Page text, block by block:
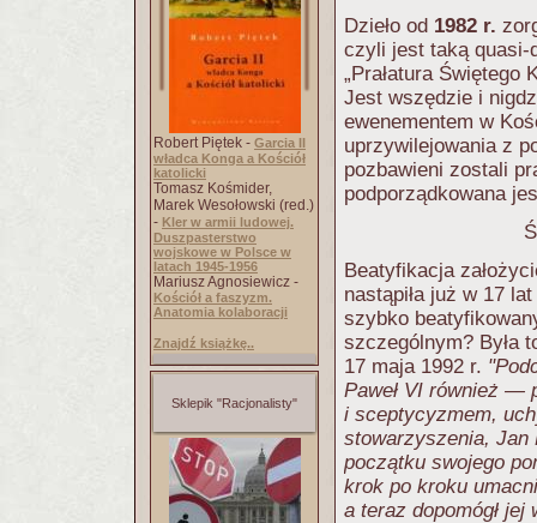
Robert Piętek - Garcia II
władca Konga a Kościół
katolicki
Tomasz Kośmider,
Marek Wesołowski (red.)
- Kler w armii ludowej.
Duszpasterstwo
wojskowe w Polsce w
latach 1945-1956
Mariusz Agnosiewicz -
Kościół a faszyzm.
Anatomia kolaboracji
Znajdź książkę..
Sklepik "Racjonalisty"
Dzieło od 1982 r.
czyli jest taką quasi-
„Prałatura
Jest wszędzie i
ewenementem w
uprzywilejowania z
pozbawieni zostali
podporządkowana
Beatyfikacja
nastąpiła już w 17
szybko
szczególnym? Była
17 maja 1992 r.
Paweł VI również —
i sceptycyzmem,
stowarzyszenia, Jan
początku swojego
krok po kroku
a teraz dopomógł